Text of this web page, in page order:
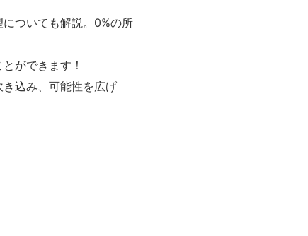
ついても解説。0%の所
ができます！
込み、可能性を広げ